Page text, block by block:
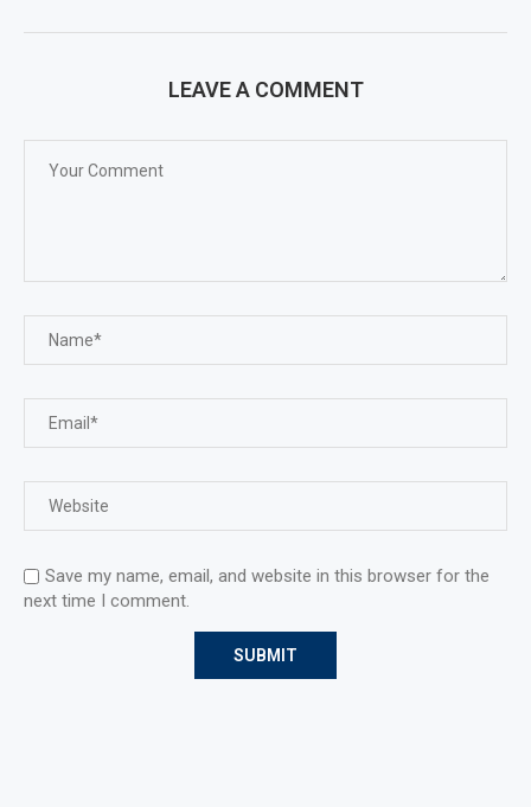
LEAVE A COMMENT
Save my name, email, and website in this browser for the
next time I comment.